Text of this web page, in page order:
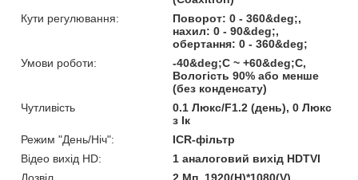
Кути регулювання:
Поворот: 0 - 360&deg;,
нахил: 0 - 90&deg;,
обертання: 0 - 360&deg;
Умови роботи:
-40&deg;C ~ +60&deg;C,
Вологість 90% або менше
(без конденсату)
Чутливість
0.1 Люкс/F1.2 (день), 0 Люкс
з Ік
Режим "День/Ніч":
ICR-фільтр
Відео вихід HD:
1 аналоговий вихід HDTVI
Дозвіл
2 Мп, 1920(H)*1080(V)